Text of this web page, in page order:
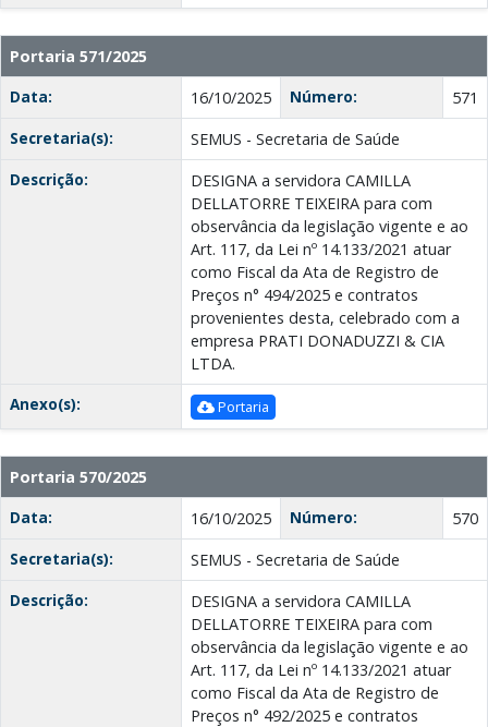
Portaria 571/2025
Data:
16/10/2025 Número:
571
Secretaria(s):
SEMUS - Secretaria de Saúde
Descrição:
DESIGNA a servidora CAMILLA
DELLATORRE TEIXEIRA para com
observância da legislação vigente e ao
Art. 117, da Lei nº 14.133/2021 atuar
como Fiscal da Ata de Registro de
Preços n° 494/2025 e contratos
provenientes desta, celebrado com a
empresa PRATI DONADUZZI & CIA
LTDA.
Anexo(s):
Portaria
Portaria 570/2025
Data:
16/10/2025 Número:
570
Secretaria(s):
SEMUS - Secretaria de Saúde
Descrição:
DESIGNA a servidora CAMILLA
DELLATORRE TEIXEIRA para com
observância da legislação vigente e ao
Art. 117, da Lei nº 14.133/2021 atuar
como Fiscal da Ata de Registro de
Preços n° 492/2025 e contratos